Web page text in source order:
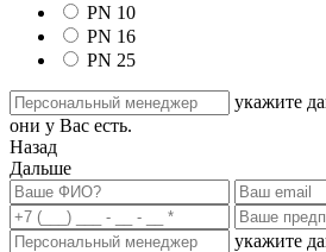
PN 10
PN 16
PN 25
укажите
они у Вас есть.
Назад
Дальше
укажите